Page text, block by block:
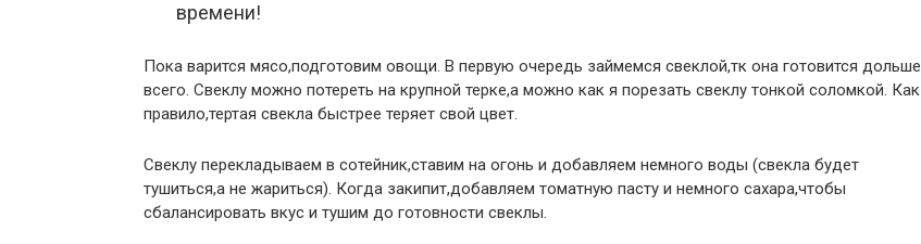
времени!
Пока варится мясо,подготовим овощи. В первую очередь займемся свеклой,тк она готовится дольше
всего. Свеклу можно потереть на крупной терке,а можно как я порезать свеклу тонкой соломкой. Как
правило,тертая свекла быстрее теряет свой цвет.
Свеклу перекладываем в сотейник,ставим на огонь и добавляем немного воды (свекла будет
тушиться,а не жариться). Когда закипит,добавляем томатную пасту и немного сахара,чтобы
сбалансировать вкус и тушим до готовности свеклы.